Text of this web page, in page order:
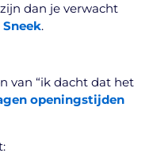
dan je verwacht
.
van “ik dacht dat het
openingstijden